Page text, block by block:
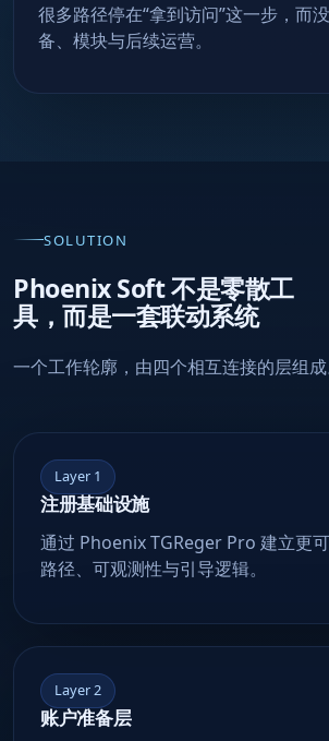
很多路径停在“拿到访问”这一步，而
备、模块与后续运营。
SOLUTION
Phoenix Soft 不是零散工
具，而是一套联动系统
一个工作轮廓，由四个相互连接的层组成
Layer 1
注册基础设施
通过 Phoenix TGReger Pro 建立更
路径、可观测性与引导逻辑。
Layer 2
账户准备层